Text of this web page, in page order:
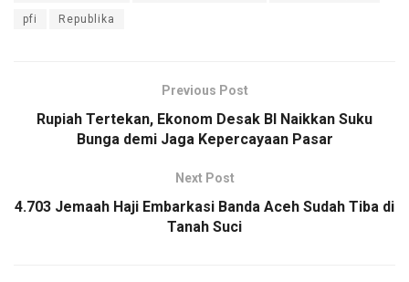
pfi Republika
Previous Post
Rupiah Tertekan, Ekonom Desak BI Naikkan Suku
Bunga demi Jaga Kepercayaan Pasar
Next Post
4.703 Jemaah Haji Embarkasi Banda Aceh Sudah Tiba di
Tanah Suci